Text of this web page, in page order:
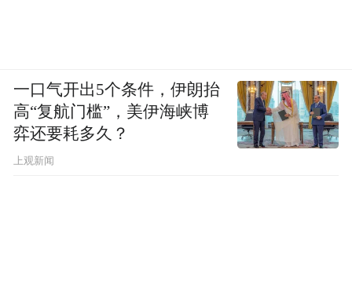
一口气开出5个条件，伊朗抬
高“复航门槛”，美伊海峡博
弈还要耗多久？
上观新闻